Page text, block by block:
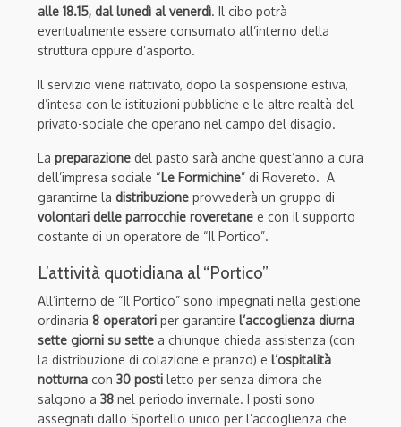
alle 18.15, dal lunedì al venerdì. Il cibo potrà
eventualmente essere consumato all’interno della
struttura oppure d’asporto.
Il servizio viene riattivato, dopo la sospensione estiva,
d’intesa con le istituzioni pubbliche e le altre realtà del
privato-sociale che operano nel campo del disagio.
La preparazione del pasto sarà anche quest’anno a cura
dell’impresa sociale “Le Formichine” di Rovereto. A
garantirne la distribuzione provvederà un gruppo di
volontari delle parrocchie roveretane e con il supporto
costante di un operatore de “Il Portico”.
L’attività quotidiana al “Portico”
All’interno de “Il Portico” sono impegnati nella gestione
ordinaria 8 operatori per garantire l’accoglienza diurna
sette giorni su sette a chiunque chieda assistenza (con
la distribuzione di colazione e pranzo) e l’ospitalità
notturna con 30 posti letto per senza dimora che
salgono a 38 nel periodo invernale. I posti sono
assegnati dallo Sportello unico per l’accoglienza che